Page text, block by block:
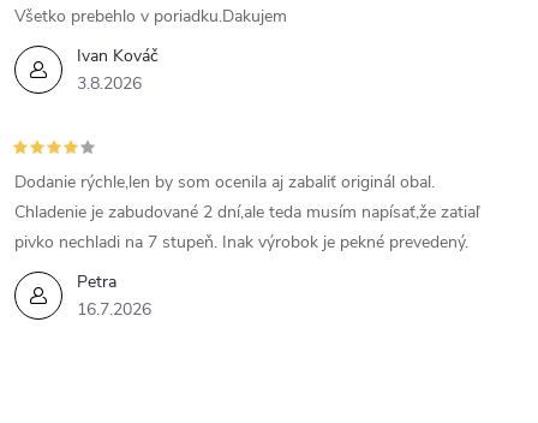
Ivan Kováč
3.8.2026
Všetko prebehlo v poriadku.Dakujem
Petra
16.7.2026
Dodanie rýchle,len by som ocenila aj zabaliť originál obal.
Chladenie je zabudované 2 dní,ale teda musím napísať,že zatiaľ
pivko nechladi na 7 stupeň. Inak výrobok je pekné prevedený.